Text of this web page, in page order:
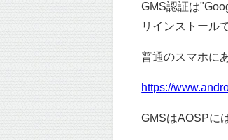
GMS認証は
リインストール
普通のスマホに
https://
GMSはAOSPに